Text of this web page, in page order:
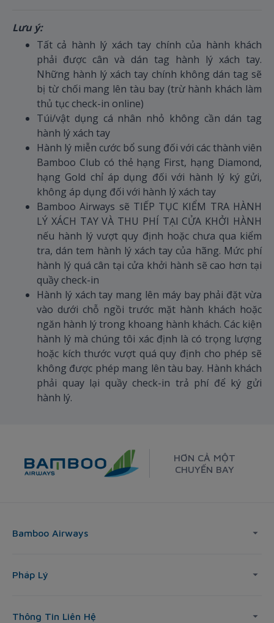
Lưu ý:
Tất cả hành lý xách tay chính của hành khách
phải được cân và dán tag hành lý xách tay.
Những hành lý xách tay chính không dán tag sẽ
bị từ chối mang lên tàu bay (trừ hành khách làm
thủ tục check-in online)
Túi/vật dụng cá nhân nhỏ không cần dán tag
hành lý xách tay
Hành lý miễn cước bổ sung đối với các thành viên
Bamboo Club có thẻ hạng First, hạng Diamond,
hạng Gold chỉ áp dụng đối với hành lý ký gửi,
không áp dụng đối với hành lý xách tay
Bamboo Airways sẽ TIẾP TỤC KIỂM TRA HÀNH
LÝ XÁCH TAY VÀ THU PHÍ TẠI CỬA KHỞI HÀNH
nếu hành lý vượt quy định hoặc chưa qua kiểm
tra, dán tem hành lý xách tay của hãng. Mức phí
hành lý quá cân tại cửa khởi hành sẽ cao hơn tại
quầy check-in
Hành lý xách tay mang lên máy bay phải đặt vừa
vào dưới chỗ ngồi trước mặt hành khách hoặc
ngăn hành lý trong khoang hành khách. Các kiện
hành lý mà chúng tôi xác định là có trọng lượng
hoặc kích thước vượt quá quy định cho phép sẽ
không được phép mang lên tàu bay. Hành khách
phải quay lại quầy check-in trả phí để ký gửi
hành lý.
HƠN CẢ MỘT
CHUYẾN BAY
Bamboo Airways
Pháp Lý
Thông Tin Liên Hệ